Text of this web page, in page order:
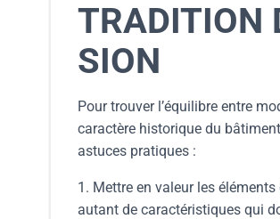
TRADITION
SION
Pour trouver l’équilibre entre
caractère historique du
astuces pratiques :
1. Mettre en valeur les
autant de caractéristiques qui